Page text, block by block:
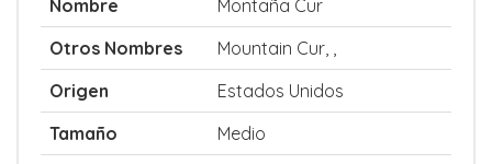
Nombre
Montaña Cur
Otros Nombres
Mountain Cur, ,
Origen
Estados Unidos
Tamaño
Medio